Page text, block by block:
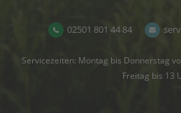
02501 801 44 84
Servicezeiten: Montag bis Donnerstag
Freitag bis 13